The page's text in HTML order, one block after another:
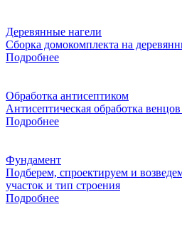
Деревянные нагели
Сборка домокомплекта на
Подробнее
Обработка антисептиком
Антисептическая обработка
Подробнее
Фундамент
Подберем, спроектируем и
участок и тип строения
Подробнее